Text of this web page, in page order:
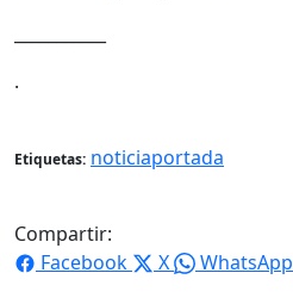
.
Etiquetas: noticiaportada
Compartir:
Facebook
X WhatsApp